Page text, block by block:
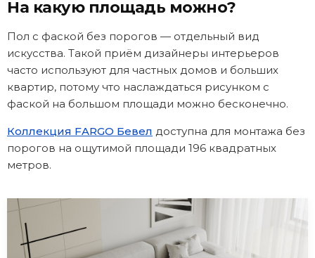
На какую площадь можно?
Пол с фаской без порогов — отдельный вид
искусства. Такой приём дизайнеры интерьеров
часто используют для частных домов и больших
квартир, потому что наслаждаться рисунком с
фаской на большом площади можно бесконечно.
Коллекция FARGO Бевел доступна для монтажа без
порогов на ощутимой площади 196 квадратных
метров.